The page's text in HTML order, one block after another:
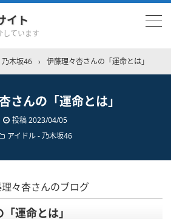
イト
しています
乃木坂46 › 伊藤理々杏さんの「運命とは」
さんの「運命とは」
投稿2023/04/05
アイドル - 乃木坂46
々杏さんのブログ
運命とは」